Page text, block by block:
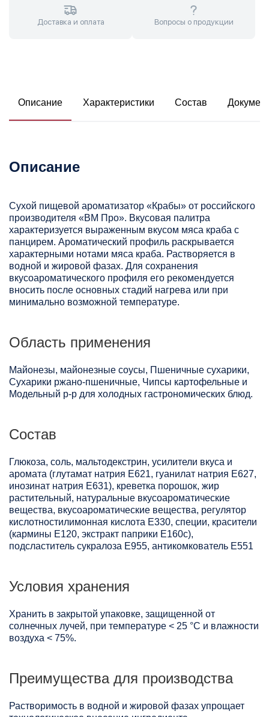
Доставка и оплата Вопросы о продукции
Описание Характеристики Состав
Описание
Сухой пищевой ароматизатор «Крабы» от российского
производителя «ВМ Про». Вкусовая палитра
характеризуется выраженным вкусом мяса краба с
панцирем. Ароматический профиль раскрывается
характерными нотами мяса краба. Растворяется в
водной и жировой фазах. Для сохранения
вкусоароматического профиля его рекомендуется
вносить после основных стадий нагрева или при
минимально возможной температуре.
Область применения
Майонезы, майонезные соусы, Пшеничные сухарики,
Сухарики ржано-пшеничные, Чипсы картофельные и
Модельный р-р для холодных гастрономических блюд.
Состав
Глюкоза, соль, мальтодекстрин, усилители вкуса и
аромата (глутамат натрия Е621, гуанилат натрия Е627,
инозинат натрия Е631), креветка порошок, жир
растительный, натуральные вкусоароматические
вещества, вкусоароматические вещества, регулятор
кислотностилимонная кислота Е330, специи, красители
(кармины Е120, экстракт паприки Е160с),
подсластитель сукралоза Е955, антикомкователь Е551
Условия хранения
Хранить в закрытой упаковке, защищенной от
солнечных лучей, при температуре < 25 °C и влажности
воздуха < 75%.
Преимущества для производства
Растворимость в водной и жировой фазах упрощает